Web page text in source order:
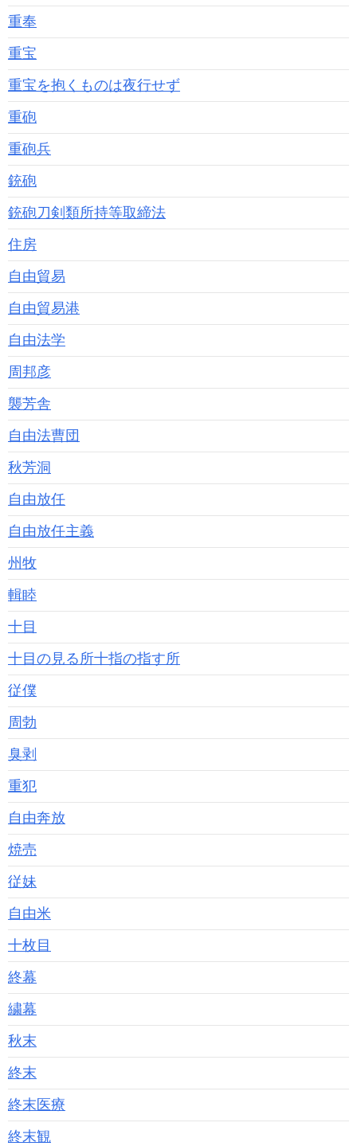
重奉
重宝
重宝を抱くものは夜行せず
重砲
重砲兵
銃砲
銃砲刀剣類所持等取締法
住房
自由貿易
自由貿易港
自由法学
周邦彦
襲芳舎
自由法曹団
秋芳洞
自由放任
自由放任主義
州牧
輯睦
十目
十目の見る所十指の指す所
従僕
周勃
臭剥
重犯
自由奔放
焼売
従妹
自由米
十枚目
終幕
繍幕
秋末
終末
終末医療
終末観